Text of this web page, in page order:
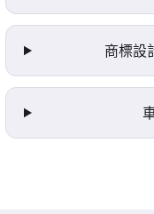
商標設